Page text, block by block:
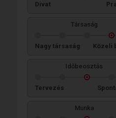
Divat
Társaság
Nagy társaság Közeli
Időbeosztás
Tervezés
Munka